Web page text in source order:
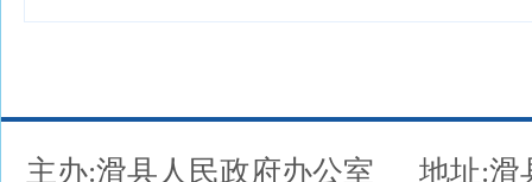
主办:滑县人民政府办公室
地址:滑